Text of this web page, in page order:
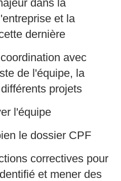
dans la
et la
dernière
avec
de l'équipe, la
projets
l'équipe
le dossier CPF
correctives pour
et mener des